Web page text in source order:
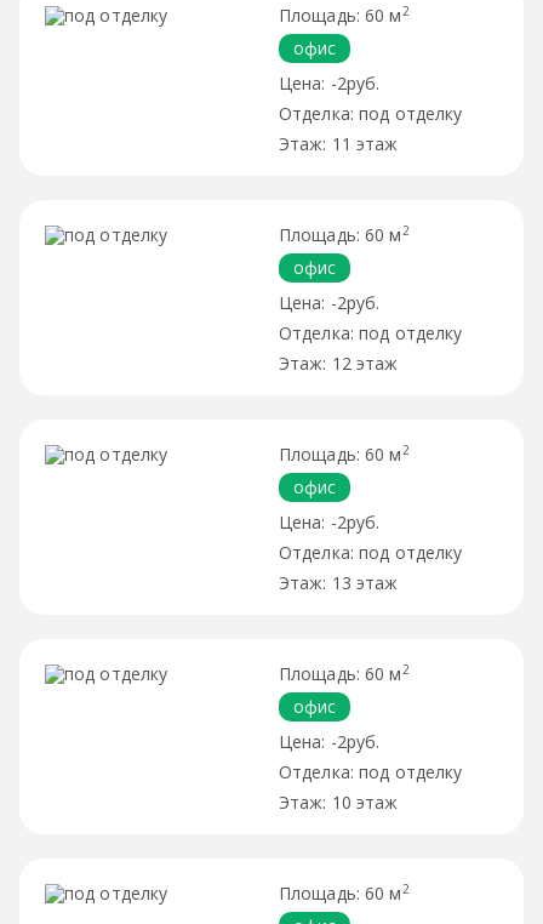
60 м 2
офис
-2руб.
под отделку
11 этаж
60 м 2
офис
-2руб.
под отделку
12 этаж
60 м 2
офис
-2руб.
под отделку
13 этаж
60 м 2
офис
-2руб.
под отделку
10 этаж
60 м 2